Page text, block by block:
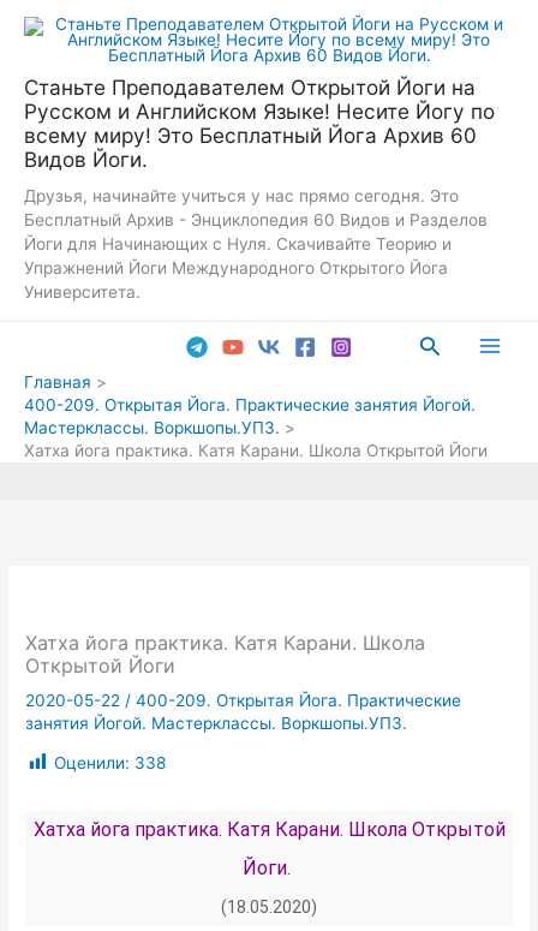
Перейти
Станьте Преподавателем Открытой Йоги на
Русском и Английском Языке! Несите Йогу по
всему миру! Это Бесплатный Йога Архив 60
Видов Йоги.
Друзья, начинайте учиться у нас прямо сегодня. Это
Бесплатный Архив - Энциклопедия 60 Видов и Разделов
Йоги для Начинающих с Нуля. Скачивайте Теорию и
Упражнений Йоги Международного Открытого Йога
Университета.
Поиск
Главная
400-209. Открытая Йога. Практические занятия Йогой.
Мастерклассы. Воркшопы.УПЗ.
Хатха йога практика. Катя Карани. Школа Открытой Йоги
Хатха йога практика. Катя Карани. Школа
Открытой Йоги
2020-05-22 /400-209. Открытая Йога. Практические
занятия Йогой. Мастерклассы. Воркшопы.УПЗ.
Оценили: 338
Хатха йога практика. Катя Карани. Школа Открытой
Йоги.
(18.05.2020)